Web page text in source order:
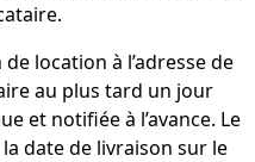
location à l’adresse de
au plus tard un jour
et notifiée à l’avance. Le
date de livraison sur le